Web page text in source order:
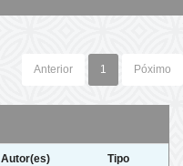
Anterior 1 Póximo
Autor(es) Tipo